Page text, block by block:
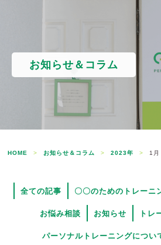
お知らせ＆コラム
HOME > お知らせ＆コラム > 2023年 > 1月
全ての記事 〇〇のためのトレーニ
お悩み相談 お知らせ トレ
パーソナルトレーニングについ